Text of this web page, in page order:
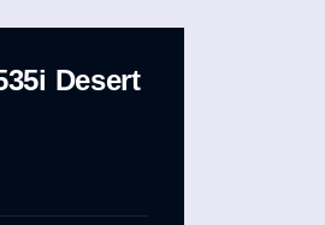
Desert